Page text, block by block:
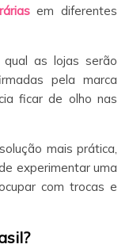
em diferentes
as lojas serão
pela marca
ficar de olho nas
mais prática,
experimentar uma
com trocas e